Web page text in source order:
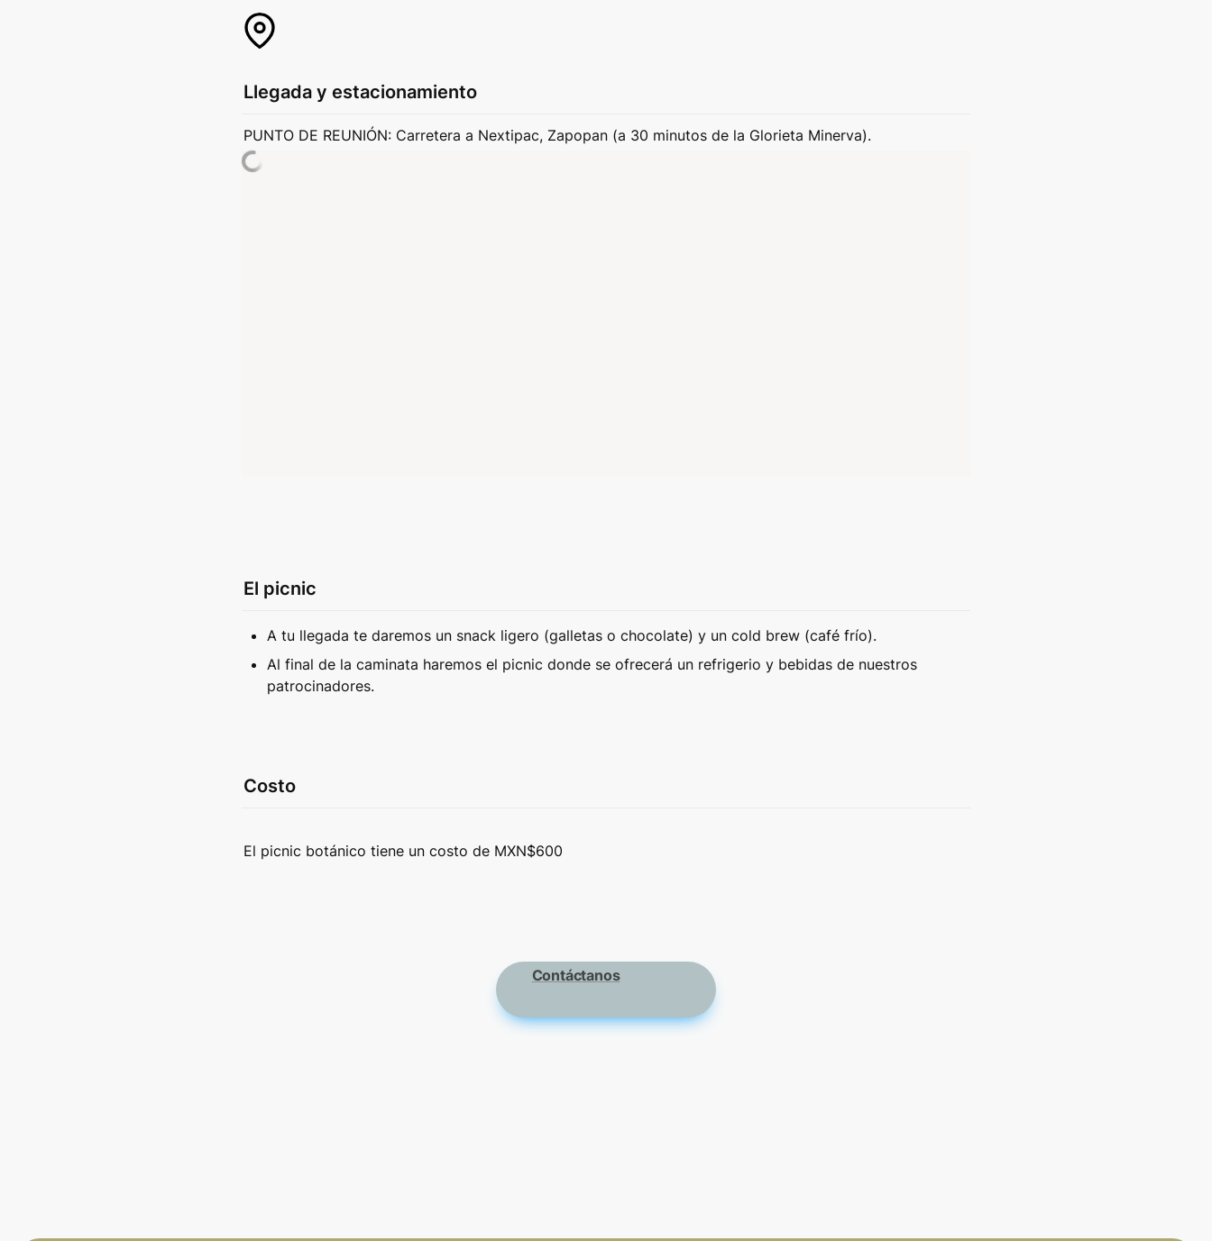
Llegada y estacionamiento
PUNTO DE REUNIÓN: Carretera a Nextipac, Zapopan (a 30 minutos de la Glorieta Minerva).
El picnic
A tu llegada te daremos un snack ligero (galletas o chocolate) y un cold brew (café frío).
Al final de la caminata haremos el picnic donde se ofrecerá un refrigerio y bebidas de nuestros
patrocinadores.
Costo
El picnic botánico tiene un costo de MXN$600
Contáctanos